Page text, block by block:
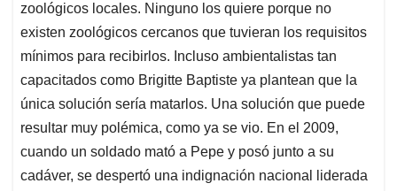
zoológicos locales. Ninguno los quiere porque no
existen zoológicos cercanos que tuvieran los requisitos
mínimos para recibirlos. Incluso ambientalistas tan
capacitados como Brigitte Baptiste ya plantean que la
única solución sería matarlos. Una solución que puede
resultar muy polémica, como ya se vio. En el 2009,
cuando un soldado mató a Pepe y posó junto a su
cadáver, se despertó una indignación nacional liderada